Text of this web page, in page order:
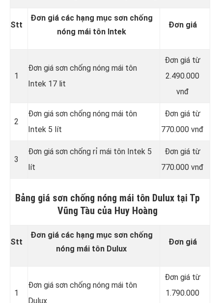
Stt
Đơn giá các hạng mục sơn chống
nóng mái tôn Intek
Đơn giá
1
Đơn giá sơn chống nóng mái tôn
Intek 17 lit
Đơn giá từ
2.490.000
vnđ
2
Đơn giá sơn chống nóng mái tôn
Intek 5 lít
Đơn giá từ
770.000 vnđ
3
Đơn giá sơn chống rỉ mái tôn Intek 5
lít
Đơn giá từ
770.000 vnđ
Bảng giá sơn chống nóng mái tôn Dulux tại Tp
Vũng Tàu của Huy Hoàng
Stt
Đơn giá các hạng mục sơn chống
nóng mái tôn Dulux
Đơn giá
1
Đơn giá sơn chống nóng mái tôn
Dulux
Đơn giá từ
1.790.000